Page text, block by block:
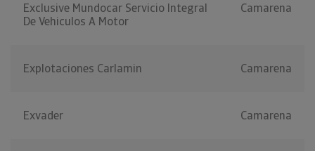
Exclusive Mundocar Servicio Integral
De Vehiculos A Motor
Camarena
Explotaciones Carlamin Camarena
Exvader Camarena